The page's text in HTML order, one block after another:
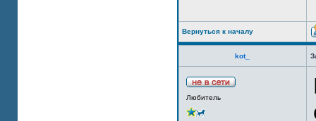
Вернуться к началу
kot_
Любитель